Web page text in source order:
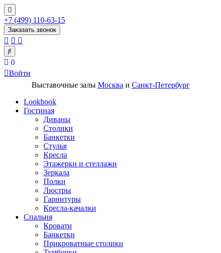
+7 (499) 110-63-15
Заказать звонок
0
Войти
Выставочные залы Москва и Санкт-Петербург
Lookbook
Гостиная
Диваны
Столики
Банкетки
Стулья
Кресла
Этажерки и стеллажи
Зеркала
Полки
Люстры
Гарнитуры
Кресла-качалки
Спальня
Кровати
Банкетки
Прикроватные столики